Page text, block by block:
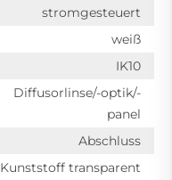
stromgesteuert
weiß
IK10
Diffusorlinse/-optik/-
panel
Abschluss
Kunststoff transparent